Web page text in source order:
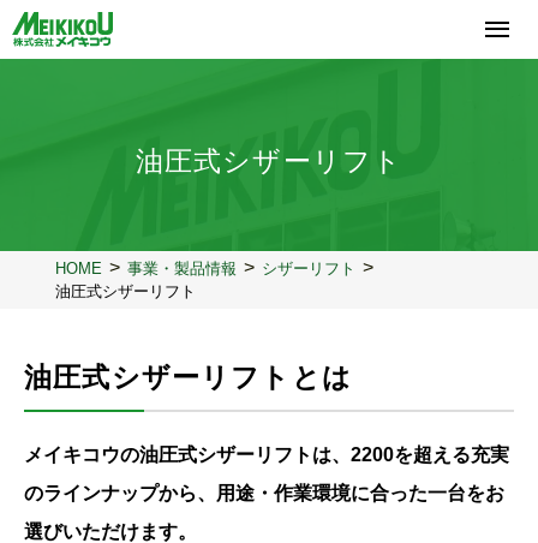
ン
テ
油圧式シザーリフト
HOME 事業・製品情報
シザーリフト
油圧式シザーリフト
油圧式シザーリフトとは
メイキコウの油圧式シザーリフトは、2200を超える充実
のラインナップから、
用途・作業環境に合った一台をお
選びいただけます。